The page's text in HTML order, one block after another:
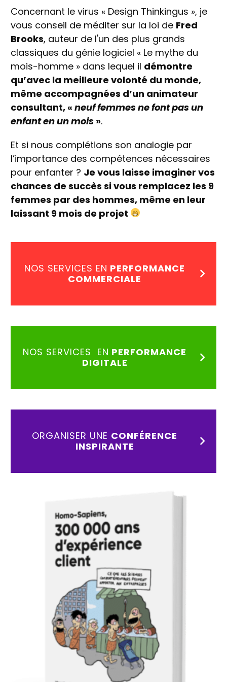
Concernant le virus « Design Thinkingus », je
vous conseil de méditer sur la loi de Fred
Brooks, auteur de l'un des plus grands
classiques du génie logiciel « Le mythe du
mois-homme » dans lequel il démontre
qu’avec la meilleure volonté du monde,
même accompagnées d’un animateur
consultant, « neuf femmes ne font pas un
enfant en un mois ».
Et si nous complétions son analogie par
l’importance des compétences nécessaires
pour enfanter ? Je vous laisse imaginer vos
chances de succès si vous remplacez les 9
femmes par des hommes, même en leur
laissant 9 mois de projet
NOS SERVICES EN PERFORMANCE
COMMERCIALE
NOS SERVICES EN PERFORMANCE
DIGITALE
ORGANISER UNE CONFÉRENCE
INSPIRANTE